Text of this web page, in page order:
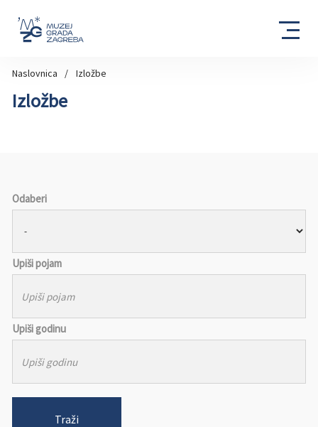
Naslovnica Izložbe
Izložbe
Odaberi
Upiši pojam
Upiši godinu
Traži